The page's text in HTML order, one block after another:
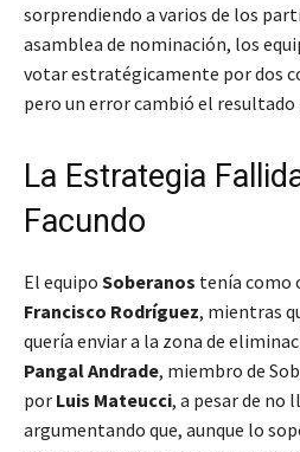
sorprendiendo a varios de los
asamblea de nominación, los
votar estratégicamente por dos
pero un error cambió el resultado
La Estrategia
Facundo
El equipo Soberanos tenía como
Francisco Rodríguez, mientras
quería enviar a la zona de
Pangal Andrade, miembro de
por Luis Mateucci, a pesar de no
argumentando que, aunque lo